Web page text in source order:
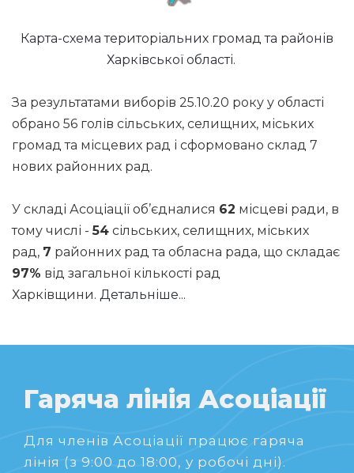
Карта-схема територіальних громад та районів
Харківської області.
За результатами виборів 25.10.20 року у області
обрано 56 голів сільських, селищних, міських
громад та місцевих рад і сформовано склад 7
нових районних рад.
У складі Асоціації об’єдналися 62 місцеві ради, в
тому числі -54 сільських, селищних, міських
рад, 7 районних рад та обласна рада, що складає
97% від загальної кількості рад
Харківщини. Детальніше...
Гаряча лінія Асоціації
Для членів Асоціації працює гаряча
лінія (з 9:00 до 18:00, у робочі дні).